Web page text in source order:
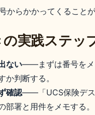
からかかってくること
実践ステッ
ない――まずは番号をメ
か判断する。
確認――「UCS保険デ
署と用件をメモする。